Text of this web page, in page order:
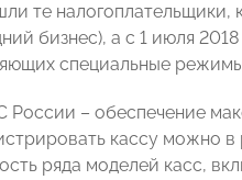
те
бизнес), а с 1 июля
специальные
– обеспечение
кассу можно
ряда моделей касс,